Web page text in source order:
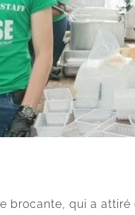
brocante, qui a